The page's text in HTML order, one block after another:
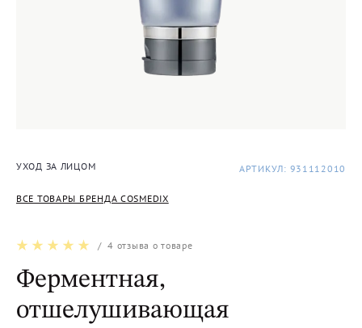
УХОД ЗА ЛИЦОМ
ВСЕ ТОВАРЫ БРЕНДА COSMEDIX
АРТИКУЛ: 931112010
/4 отзыва о товаре
Ферментная,
отшелушивающая